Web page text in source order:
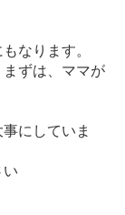
なります。
ずは、ママが
にしていま
い